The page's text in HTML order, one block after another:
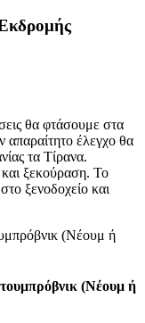
θα φτάσουμε στα
έλεγχο θα
τα Τίρανα.
ξεκούραση. Το
ξενοδοχείο και
(Νέουμ ή
(Νέουμ ή